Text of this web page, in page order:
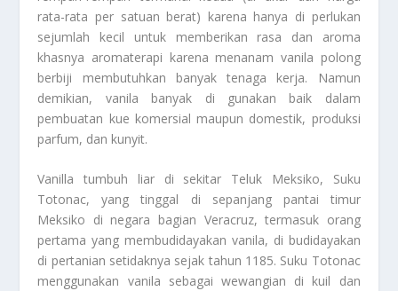
rata-rata per satuan berat) karena hanya di perlukan
sejumlah kecil untuk memberikan rasa dan aroma
khasnya aromaterapi karena menanam vanila polong
berbiji membutuhkan banyak tenaga kerja. Namun
demikian, vanila banyak di gunakan baik dalam
pembuatan kue komersial maupun domestik, produksi
parfum, dan kunyit.
Vanilla tumbuh liar di sekitar Teluk Meksiko, Suku
Totonac, yang tinggal di sepanjang pantai timur
Meksiko di negara bagian Veracruz, termasuk orang
pertama yang membudidayakan vanila, di budidayakan
di pertanian setidaknya sejak tahun 1185. Suku Totonac
menggunakan vanila sebagai wewangian di kuil dan